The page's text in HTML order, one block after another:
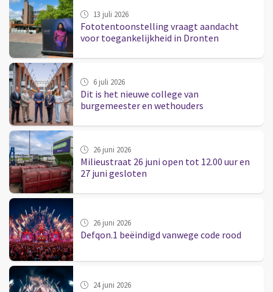
Fototentoonstelling vraagt aandacht
voor toegankelijkheid in Dronten
13 juli 2026
Dit is het nieuwe college van
burgemeester en wethouders
6 juli 2026
Milieustraat 26 juni open tot 12.00 uur en
27 juni gesloten
26 juni 2026
Defqon.1 beëindigd vanwege code rood
26 juni 2026
24 juni 2026